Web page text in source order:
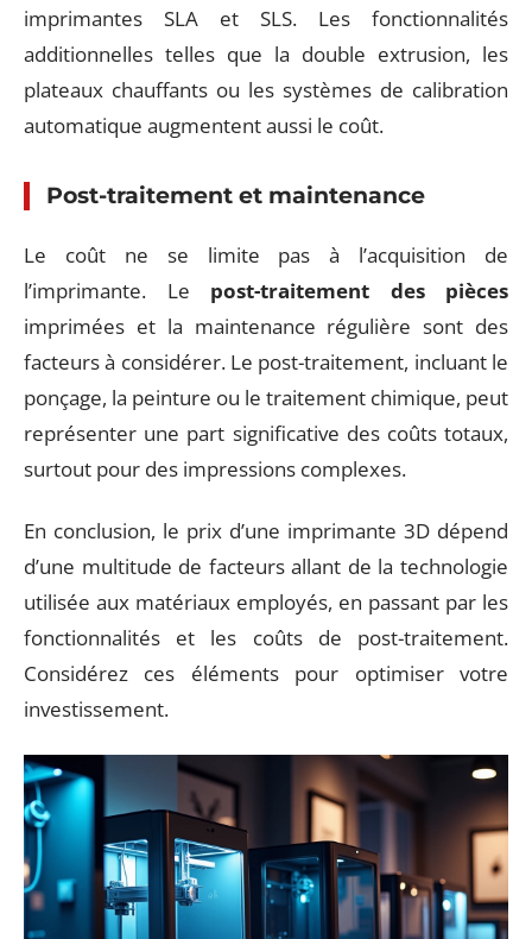
imprimantes SLA et SLS. Les fonctionnalités
additionnelles telles que la double extrusion, les
plateaux chauffants ou les systèmes de calibration
automatique augmentent aussi le coût.
Post-traitement et maintenance
Le coût ne se limite pas à l’acquisition de
l’imprimante. Le post-traitement des pièces
imprimées et la maintenance régulière sont des
facteurs à considérer. Le post-traitement, incluant le
ponçage, la peinture ou le traitement chimique, peut
représenter une part significative des coûts totaux,
surtout pour des impressions complexes.
En conclusion, le prix d’une imprimante 3D dépend
d’une multitude de facteurs allant de la technologie
utilisée aux matériaux employés, en passant par les
fonctionnalités et les coûts de post-traitement.
Considérez ces éléments pour optimiser votre
investissement.